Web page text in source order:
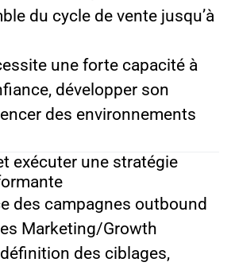
du cycle de vente jusqu’à
une forte capacité à
développer son
des environnements
exécuter une stratégie
des campagnes outbound
Marketing/Growth
des ciblages,